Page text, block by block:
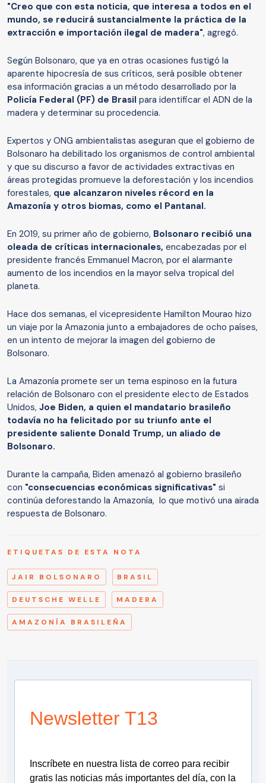
"Creo que con esta noticia, que interesa a todos en el
mundo, se reducirá sustancialmente la práctica de la
extracción e importación ilegal de madera", agregó.
Según Bolsonaro, que ya en otras ocasiones fustigó la
aparente hipocresía de sus críticos, será posible obtener
esa información gracias a un método desarrollado por la
Policía Federal (PF) de Brasil para identificar el ADN de la
madera y determinar su procedencia.
Expertos y ONG ambientalistas aseguran que el gobierno de
Bolsonaro ha debilitado los organismos de control ambiental
y que su discurso a favor de actividades extractivas en
áreas protegidas promueve la deforestación y los incendios
forestales, que alcanzaron niveles récord en la
Amazonía y otros biomas, como el Pantanal.
En 2019, su primer año de gobierno, Bolsonaro recibió una
oleada de críticas internacionales, encabezadas por el
presidente francés Emmanuel Macron, por el alarmante
aumento de los incendios en la mayor selva tropical del
planeta.
Hace dos semanas, el vicepresidente Hamilton Mourao hizo
un viaje por la Amazonia junto a embajadores de ocho países,
en un intento de mejorar la imagen del gobierno de
Bolsonaro.
La Amazonía promete ser un tema espinoso en la futura
relación de Bolsonaro con el presidente electo de Estados
Unidos, Joe Biden, a quien el mandatario brasileño
todavía no ha felicitado por su triunfo ante el
presidente saliente Donald Trump, un aliado de
Bolsonaro.
Durante la campaña, Biden amenazó al gobierno brasileño
con "consecuencias económicas significativas" si
continúa deforestando la Amazonía, lo que motivó una airada
respuesta de Bolsonaro.
ETIQUETAS DE ESTA NOTA
JAIR BOLSONARO BRASIL
DEUTSCHE WELLE MADERA
AMAZONÍA BRASILEÑA
Newsletter T13
Inscríbete en nuestra lista de correo para recibir
gratis las noticias más importantes del día, con la